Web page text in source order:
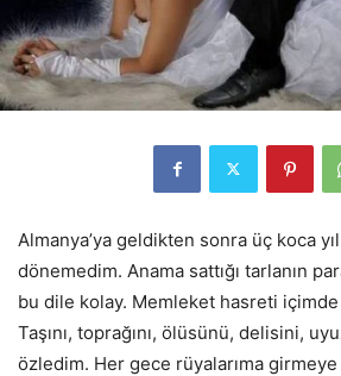
Almanya’ya geldikten sonra üç koca
dönemedim. Anama sattığı tarlanın
bu dile kolay. Memleket hasreti
Taşını, toprağını, ölüsünü, delisini,
özledim. Her gece rüyalarıma girmeye